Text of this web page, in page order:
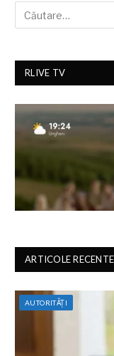
RLIVE TV
ARTICOLE RECENTE
AUTORITĂȚI